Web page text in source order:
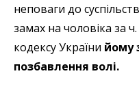
неповаги до
замах на чоловіка за
кодексу України йому
позбавлення волі.